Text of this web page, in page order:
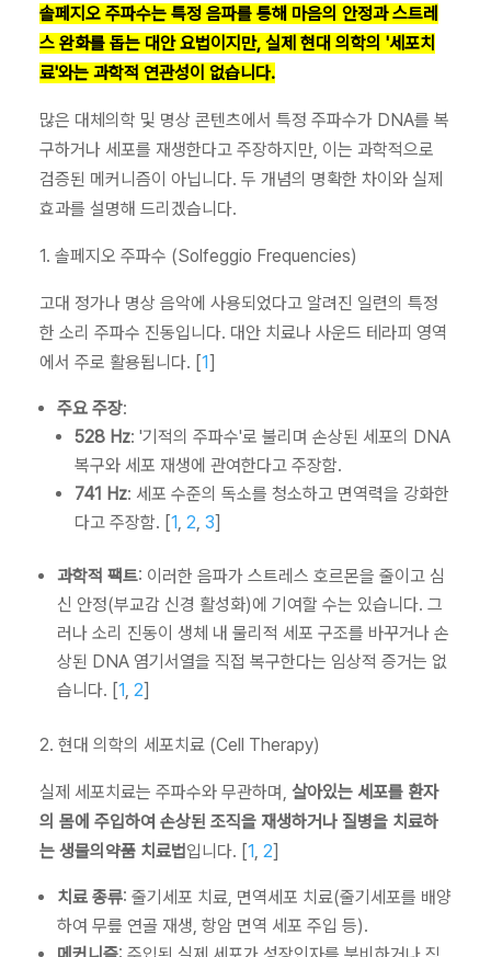
솔페지오 주파수는 특정 음파를 통해 마음의 안정과 스트레
스 완화를 돕는 대안 요법이지만, 실제 현대 의학의 '세포치
료'와는 과학적 연관성이 없습니다.
많은 대체의학 및 명상 콘텐츠에서 특정 주파수가 DNA를 복
구하거나 세포를 재생한다고 주장하지만, 이는 과학적으로
검증된 메커니즘이 아닙니다. 두 개념의 명확한 차이와 실제
효과를 설명해 드리겠습니다.
1. 솔페지오 주파수 (Solfeggio Frequencies)
고대 정가나 명상 음악에 사용되었다고 알려진 일련의 특정
한 소리 주파수 진동입니다. 대안 치료나 사운드 테라피 영역
에서 주로 활용됩니다. [1 ]
주요 주장:
528 Hz: '기적의 주파수'로 불리며 손상된 세포의 DNA
복구와 세포 재생에 관여한다고 주장함.
741 Hz: 세포 수준의 독소를 청소하고 면역력을 강화한
다고 주장함. [1, 2, 3]
과학적 팩트: 이러한 음파가 스트레스 호르몬을 줄이고 심
신 안정(부교감 신경 활성화)에 기여할 수는 있습니다. 그
러나 소리 진동이 생체 내 물리적 세포 구조를 바꾸거나 손
상된 DNA 염기서열을 직접 복구한다는 임상적 증거는 없
습니다. [1, 2]
2. 현대 의학의 세포치료 (Cell Therapy)
실제 세포치료는 주파수와 무관하며, 살아있는 세포를 환자
의 몸에 주입하여 손상된 조직을 재생하거나 질병을 치료하
는 생물의약품 치료법 입니다. [1, 2]
치료 종류: 줄기세포 치료, 면역세포 치료(줄기세포를 배양
하여 무릎 연골 재생, 항암 면역 세포 주입 등).